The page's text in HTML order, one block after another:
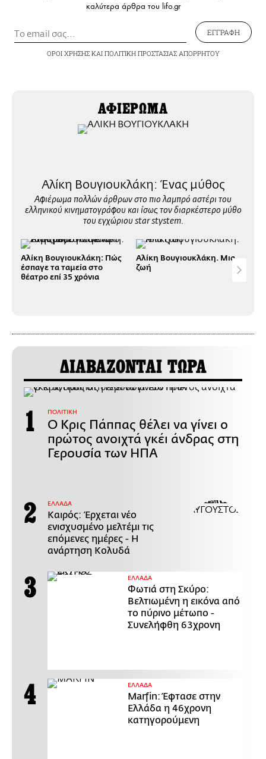
καλύτερα άρθρα του lifo.gr
ΕΓΓΡΑΦΗ
ΟΡΟΙ ΧΡΗΣΗΣΚΑΙ ΠΟΛΙΤΙΚΗ ΠΡΟΣΤΑΣΙΑΣ ΑΠΟΡΡΗΤΟΥ
ΑΦΙΕΡΩΜΑ
Αλίκη Βουγιουκλάκη: Ένας μύθος
Αφιέρωμα πολλών άρθρων στο πιο λαμπρό αστέρι του
ελληνικού κινηματογράφου και ίσως τον διαρκέστερο μύθο
του εγχώριου ​star stystem.
Αλίκη Βουγιουκλάκη: Πώς
έσπαγε τα ταμεία στο
θέατρο επί 35 χρόνια
Αλίκη Βουγιουκλάκη. Μια
ζωή
ΔΙΑΒΑΖΟΝΤΑΙ ΤΩΡΑ
ΠΟΛΙΤΙΚΗ
Ο Κρις Πάππας θέλει να γίνει ο
πρώτος ανοιχτά γκέι άνδρας στη
Γερουσία των ΗΠΑ
ΕΛΛΑΔΑ
Καιρός: Έρχεται νέο
ενισχυσμένο μελτέμι τις
επόμενες ημέρες - Η
ανάρτηση Κολυδά
ΕΛΛΑΔΑ
Φωτιά στη Σκύρο:
Βελτιωμένη η εικόνα από
το πύρινο μέτωπο -
Συνελήφθη 63χρονη
ΕΛΛΑΔΑ
Marfin: Έφτασε στην
Ελλάδα η 46χρονη
κατηγορούμενη